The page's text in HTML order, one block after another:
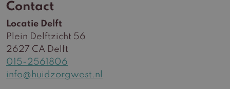
Contact
Locatie Delft
Plein Delftzicht 56
2627 CA Delft
015-2561806
info@huidzorgwest.nl